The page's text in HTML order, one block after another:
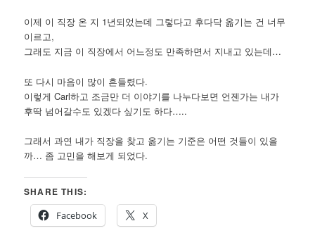
이제 이 직장 온 지 1년되었는데 그렇다고 후다닥 옮기는 건 너무
이르고,
그래도 지금 이 직장에서 어느정도 만족하면서 지내고 있는데…
또 다시 마음이 많이 흔들렸다.
이렇게 Carl하고 조금만 더 이야기를 나누다보면 언젠가는 내가
후딱 넘어갈수도 있겠다 싶기도 하다…..
그래서 과연 내가 직장을 찾고 옮기는 기준은 어떤 것들이 있을
까… 좀 고민을 해보게 되었다.
SHARE THIS:
Facebook
X